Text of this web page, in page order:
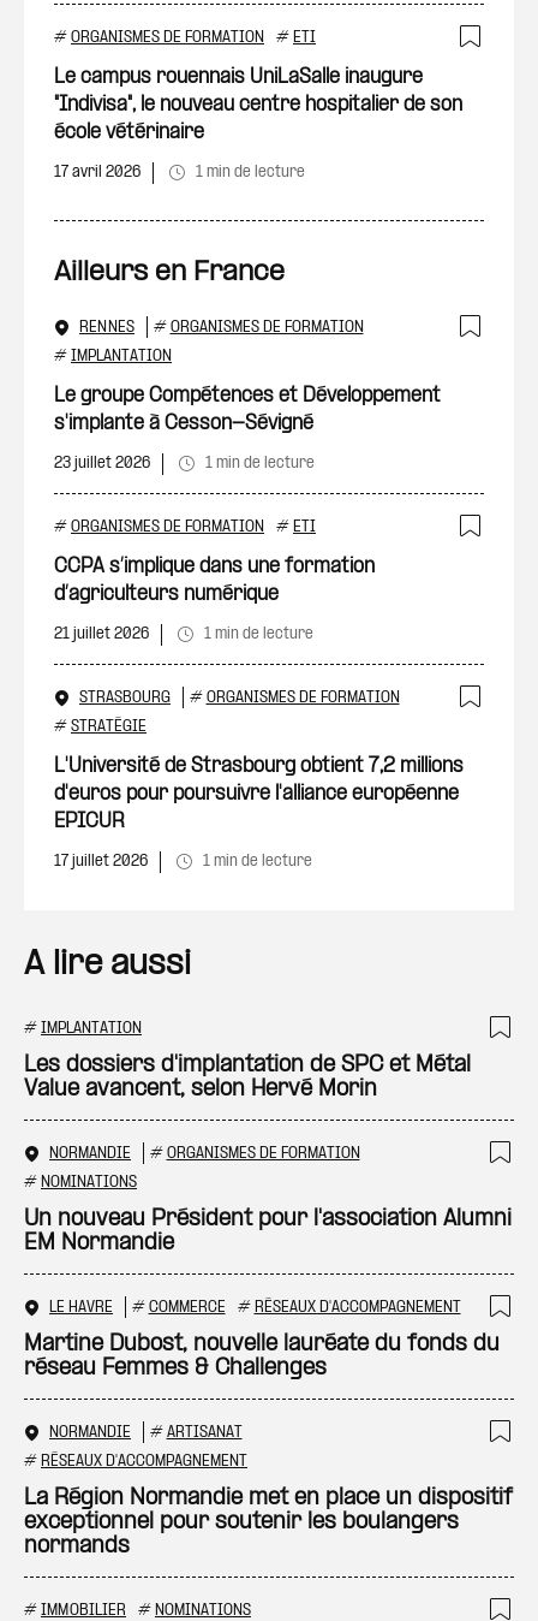
# ORGANISMES DE FORMATION # ETI
Le campus rouennais UniLaSalle inaugure
"Indivisa", le nouveau centre hospitalier de son
école vétérinaire
17 avril 2026 1 min de lecture
Ailleurs en France
RENNES # ORGANISMES DE FORMATION
# IMPLANTATION
Le groupe Compétences et Développement
s'implante à Cesson-Sévigné
23 juillet 2026 1 min de lecture
# ORGANISMES DE FORMATION # ETI
CCPA s’implique dans une formation
d’agriculteurs numérique
21 juillet 2026 1 min de lecture
STRASBOURG # ORGANISMES DE FORMATION
# STRATÉGIE
L'Université de Strasbourg obtient 7,2 millions
d'euros pour poursuivre l'alliance européenne
EPICUR
17 juillet 2026 1 min de lecture
A lire aussi
# IMPLANTATION
Les dossiers d'implantation de SPC et Métal
Value avancent, selon Hervé Morin
NORMANDIE # ORGANISMES DE FORMATION
# NOMINATIONS
Un nouveau Président pour l'association Alumni
EM Normandie
LE HAVRE # COMMERCE # RÉSEAUX D'ACCOMPAGNEMENT
Martine Dubost, nouvelle lauréate du fonds du
réseau Femmes & Challenges
NORMANDIE # ARTISANAT
# RÉSEAUX D'ACCOMPAGNEMENT
La Région Normandie met en place un dispositif
exceptionnel pour soutenir les boulangers
normands
# IMMOBILIER # NOMINATIONS